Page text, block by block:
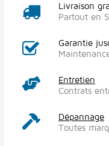
Livraison
Partout en
Garantie
Entretien
Contrats
Dépannage
Toutes